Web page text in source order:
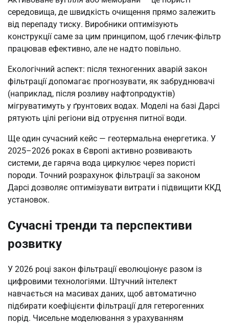
середовища, де швидкість очищення прямо залежить
від перепаду тиску. Виробники оптимізують
конструкції саме за цим принципом, щоб глечик-фільтр
працював ефективно, але не надто повільно.
Екологічний аспект: після техногенних аварій закон
фільтрації допомагає прогнозувати, як забруднювачі
(наприклад, після розливу нафтопродуктів)
мігруватимуть у ґрунтових водах. Моделі на базі Дарсі
рятують цілі регіони від отруєння питної води.
Ще один сучасний кейс — геотермальна енергетика. У
2025–2026 роках в Європі активно розвивають
системи, де гаряча вода циркулює через пористі
породи. Точний розрахунок фільтрації за законом
Дарсі дозволяє оптимізувати витрати і підвищити ККД
установок.
Сучасні тренди та перспективи
розвитку
У 2026 році закон фільтрації еволюціонує разом із
цифровими технологіями. Штучний інтелект
навчається на масивах даних, щоб автоматично
підбирати коефіцієнти фільтрації для гетерогенних
порід. Чисельне моделювання з урахуванням